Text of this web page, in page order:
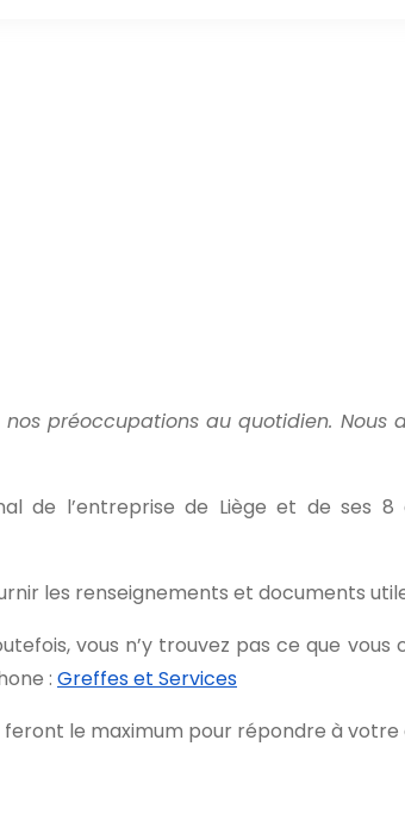
préoccupations au quotidien. Nous
de l’entreprise de Liège et de ses 8
les renseignements et documents
vous n’y trouvez pas ce que
: Greffes et Services
feront le maximum pour répondre à votre